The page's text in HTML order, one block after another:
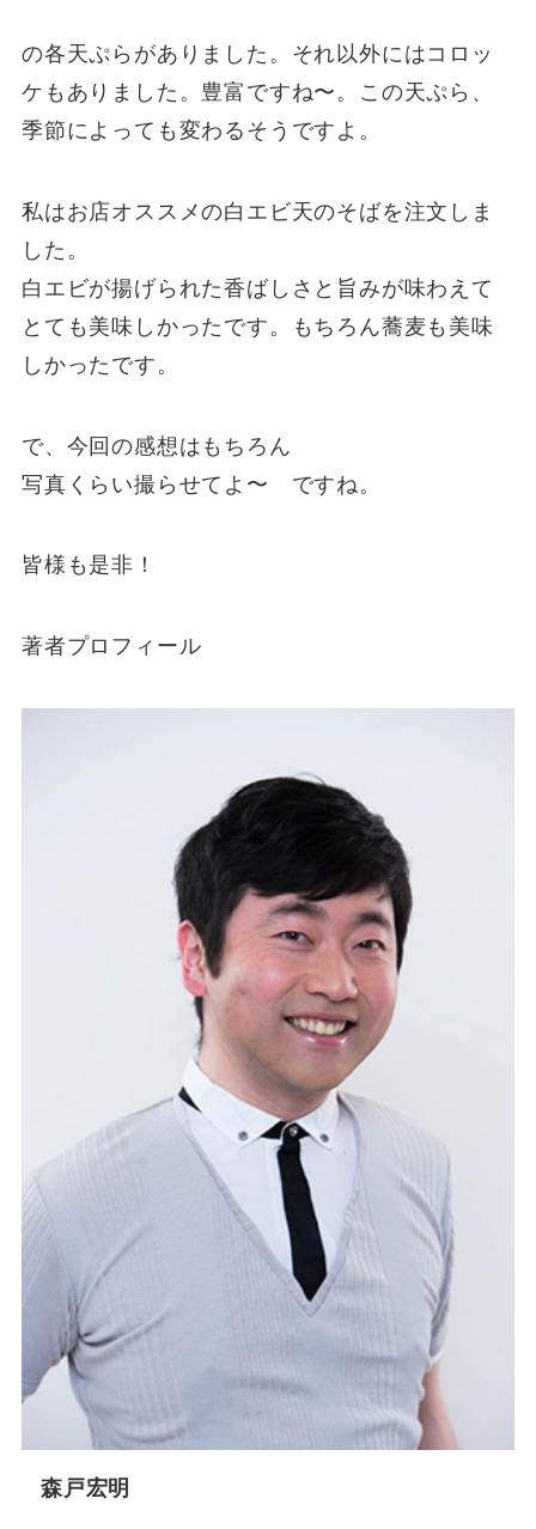
の各天ぷらがありました。それ以外にはコロッ
ケもありました。豊富ですね〜。この天ぷら、
季節によっても変わるそうですよ。
私はお店オススメの白エビ天のそばを注文しま
した。
白エビが揚げられた香ばしさと旨みが味わえて
とても美味しかったです。もちろん蕎麦も美味
しかったです。
で、今回の感想はもちろん
写真くらい撮らせてよ〜 ですね。
皆様も是非！
著者プロフィール
森戸宏明